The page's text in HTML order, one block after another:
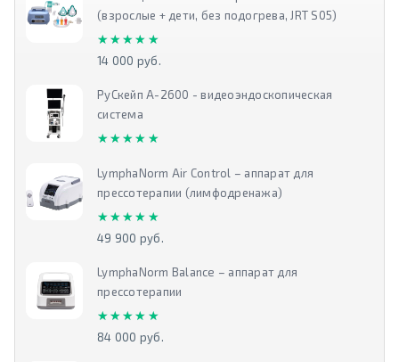
(взрослые + дети, без подогрева, JRT S05)
★★★★★
★★★★★
14 000 руб.
РуСкейп А-2600 - видеоэндоскопическая
система
★★★★★
★★★★★
LymphaNorm Air Control – аппарат для
прессотерапии (лимфодренажа)
★★★★★
★★★★★
49 900 руб.
LymphaNorm Balance – аппарат для
прессотерапии
★★★★★
★★★★★
84 000 руб.